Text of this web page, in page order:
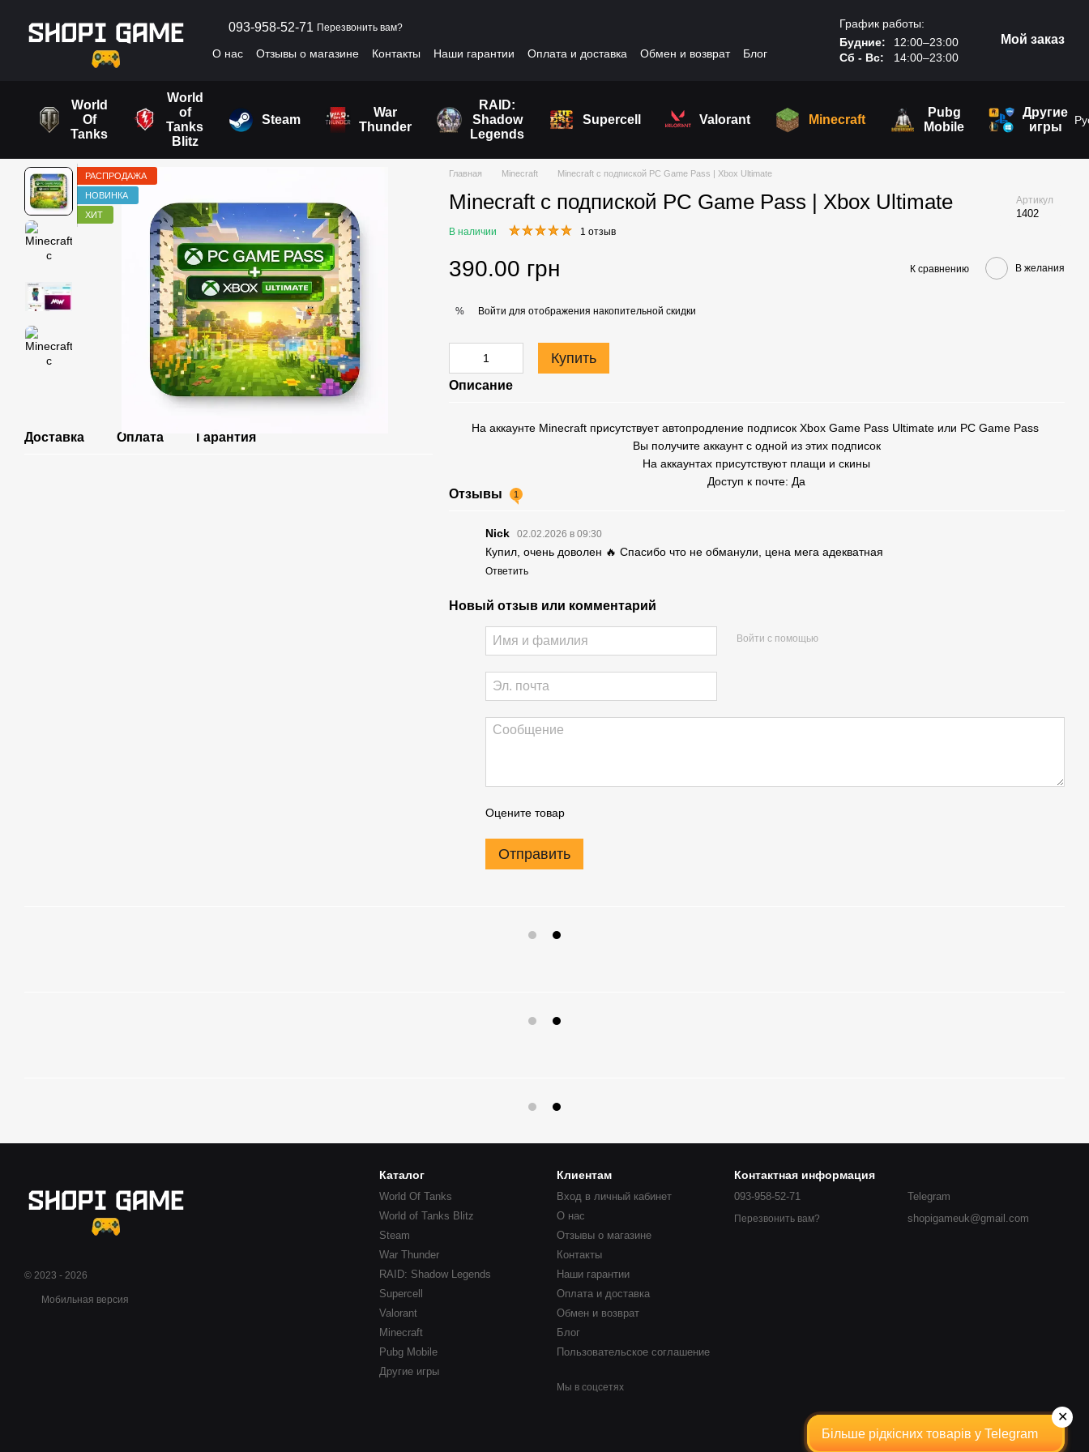
Більше рідкісних товарів у Telegram
✕
093-958-52-71 Перезвонить вам?
О нас Отзывы о магазине Контакты Наши гарантии Оплата и доставка Обмен и возврат
Блог
График работы:
Будние:
12:00–23:00
Сб - Вс:
14:00–23:00
Мой заказ
World
Of
Tanks
World
of
Tanks
Blitz
Steam
War
Thunder
RAID:
Shadow
Legends
Supercell Valorant Minecraft
Pubg
Mobile
Другие
игры
РАСПРОДАЖА
НОВИНКА
ХИТ
Доставка Оплата Гарантия
Главная Minecraft Minecraft с подпиской PC Game Pass | Xbox Ultimate
Minecraft с подпиской PC Game Pass | Xbox Ultimate Артикул
1402
В наличии 1 отзыв
390.00 грн К сравнению В желания
% Войти для отображения накопительной скидки
Купить
Описание
На аккаунте Minecraft присутствует автопродление подписок Xbox Game Pass Ultimate или PC Game Pass
Вы получите аккаунт с одной из этих подписок
На аккаунтах присутствуют плащи и скины
Доступ к почте: Да
Отзывы 1
Nick 02.02.2026 в 09:30
Купил, очень доволен 🔥 Спасибо что не обманули, цена мега адекватная
Ответить
Новый отзыв или комментарий
Войти с помощью
Оцените товар
Отправить
© 2023 - 2026
Мобильная версия
Каталог
World Of Tanks
World of Tanks Blitz
Steam
War Thunder
RAID: Shadow Legends
Supercell
Valorant
Minecraft
Pubg Mobile
Другие игры
Клиентам
Вход в личный кабинет
О нас
Отзывы о магазине
Контакты
Наши гарантии
Оплата и доставка
Обмен и возврат
Блог
Пользовательское соглашение
Мы в соцсетях
Контактная информация
093-958-52-71
Перезвонить вам?
Telegram
shopigameuk@gmail.com